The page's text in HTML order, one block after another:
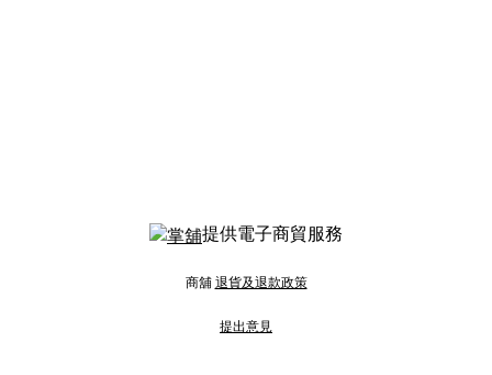
提供電子商貿服務
商舖 退貨及退款政策
提出意見